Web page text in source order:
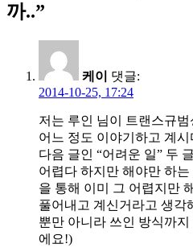
까..”
케이
댓글:
2014-10-25, 17:24
저는 루인 님이 트랜스규범
어느 정도 이야기하고 계
다음 글인 “어려운 일” 두
어렵다 하지만 해야만 하
을 통해 이미 그 어렵지만
풀어내고 계신거라고 생각
뿐만 아니라 쓰인 방식까지
에요!)